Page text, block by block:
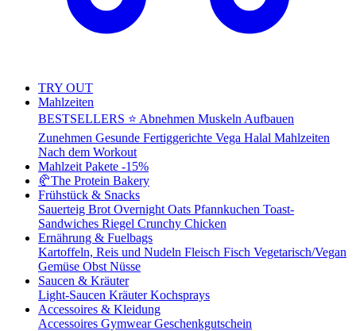
TRY OUT
Mahlzeiten
BESTSELLERS ⭐ Abnehmen Muskeln Aufbauen
Zunehmen Gesunde Fertiggerichte Vega Halal Mahlzeiten
Nach dem Workout
Mahlzeit Pakete -15%
🥐The Protein Bakery
Frühstück & Snacks
Sauerteig Brot Overnight Oats Pfannkuchen Toast-
Sandwiches Riegel Crunchy Chicken
Ernährung & Fuelbags
Kartoffeln, Reis und Nudeln Fleisch Fisch Vegetarisch/Vegan
Gemüse Obst Nüsse
Saucen & Kräuter
Light-Saucen KräuterKochsprays
Accessoires & Kleidung
Accessoires GymwearGeschenkgutschein